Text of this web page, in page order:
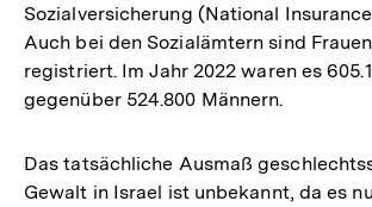
Sozialversicherung (National
Auch bei den Sozialämtern sind
registriert. Im Jahr 2022 waren es
gegenüber 524.800 Männern.
Das tatsächliche Ausmaß
Gewalt in Israel ist unbekannt, da es